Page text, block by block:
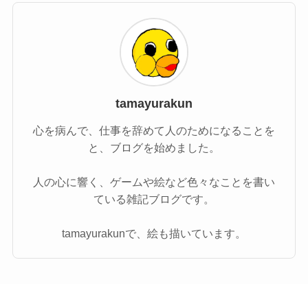
tamayurakun
心を病んで、仕事を辞めて人のためになることを
と、ブログを始めました。
人の心に響く、ゲームや絵など色々なことを書い
ている雑記ブログです。
tamayurakunで、絵も描いています。